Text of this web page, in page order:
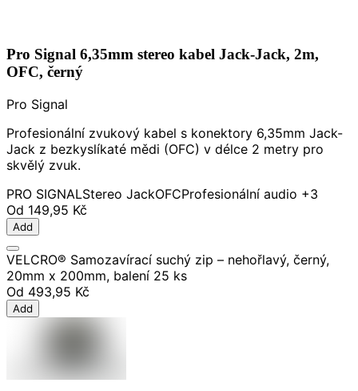
Pro Signal 6,35mm stereo kabel Jack-Jack, 2m,
OFC, černý
Pro Signal
Profesionální zvukový kabel s konektory 6,35mm Jack-
Jack z bezkyslíkaté mědi (OFC) v délce 2 metry pro
skvělý zvuk.
PRO SIGNALStereo JackOFCProfesionální audio +3
Od 149,95 Kč
Add
VELCRO® Samozavírací suchý zip – nehořlavý, černý,
20mm x 200mm, balení 25 ks
Od 493,95 Kč
Add